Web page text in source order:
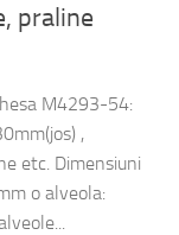
praline
M4293-54:
,
etc. Dimensiuni
o alveola: